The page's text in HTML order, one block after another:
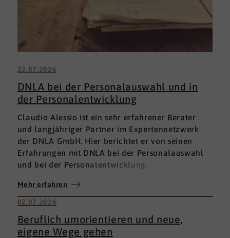
22.07.2026
DNLA bei der Personalauswahl und in
der Personalentwicklung
Claudio Alessio ist ein sehr erfahrener Berater
und langjähriger Partner im Expertennetzwerk
der DNLA GmbH. Hier berichtet er von seinen
Erfahrungen mit DNLA bei der Personalauswahl
und bei der Personalentwicklung.
Mehr erfahren
02.07.2026
Beruflich umorientieren und neue,
eigene Wege gehen